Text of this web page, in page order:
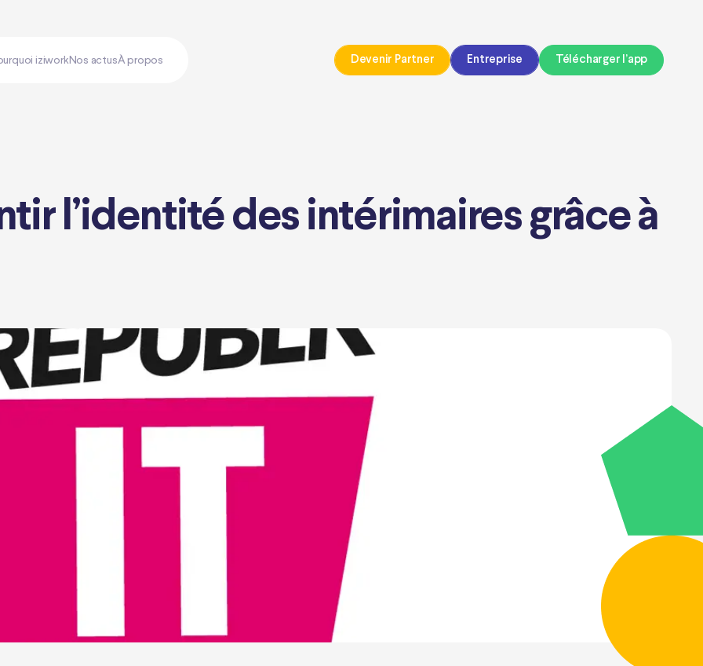
iziwork Nos actusÀ propos Devenir Partner Entreprise Télécharger l’app
l’identité des intérimaires grâce à